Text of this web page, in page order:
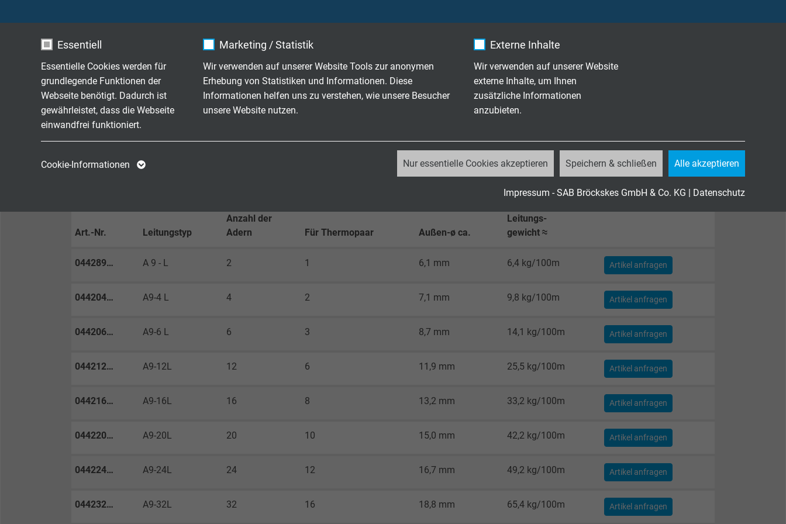
Essentiell
Essentielle Cookies werden für
grundlegende Funktionen der
Webseite benötigt. Dadurch ist
gewährleistet, dass die Webseite
einwandfrei funktioniert.
Enthält die
Optin-Einstellungen.
Marketing / Statistik
Wir verwenden auf unserer Website Tools zur anonymen
Erhebung von Statistiken und Informationen. Diese
Informationen helfen uns zu verstehen, wie unsere Besucher
unsere Website nutzen.
Cookie von Google für Website-Analysen.
Besucher die Website nutzt.
Name _ga_JL6KH9WKZ9, Google Analytics
Anbieter Google LLC
Zweck
Erzeugt statistische Daten darüber, wie der
Anbieter Google LLC
Laufzeit
Externe Inhalte
Wir verwenden auf unserer Website
externe Inhalte, um Ihnen
zusätzliche Informationen
anzubieten.
Cookie-Informationen Nur essentielle Cookies akzeptieren Speichern & schließen Alle akzeptieren
Impressum - SAB Bröckskes GmbH & Co. KG | Datenschutz
bewegt: +5/+70°C
Isolationswiderstand > 1 M Ω x km
Brennverhalten flammhemmend und selbstverlöschend nach
Art.-Nr. Leitungstyp
Anzahl der
Adern
Für Thermopaar Außen-ø ca.
Leitungs-
gewicht ≈
044289… A 9 - L 2 1 6,1 mm 6,4 kg/100m Artikel anfragen
044204… A9-4 L 4 2 7,1 mm 9,8 kg/100m Artikel anfragen
044206… A9-6 L 6 3 8,7 mm 14,1 kg/100m Artikel anfragen
044212… A9-12L 12 6 11,9 mm 25,5 kg/100m Artikel anfragen
044216… A9-16L 16 8 13,2 mm 33,2 kg/100m Artikel anfragen
044220… A9-20L 20 10 15,0 mm 42,2 kg/100m Artikel anfragen
044224… A9-24L 24 12 16,7 mm 49,2 kg/100m Artikel anfragen
044232… A9-32L 32 16 18,8 mm 65,4 kg/100m Artikel anfragen